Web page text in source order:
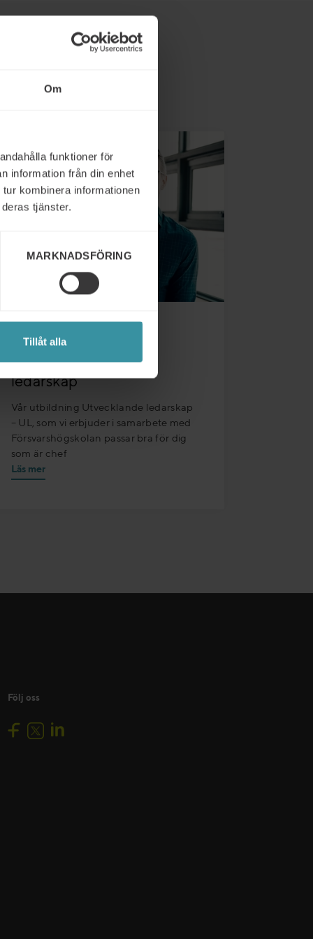
Om
funktioner för
information från din enhet
kombinera informationen
tjänster.
MARKNADSFÖRING
Tillåt alla
07/04/2026 - 08/06/2026
UL – Utvecklande
ledarskap
Vår utbildning Utvecklande ledarskap
– UL, som vi erbjuder i samarbete med
Försvarshögskolan passar bra för dig
som är chef
Läs mer
Följ oss